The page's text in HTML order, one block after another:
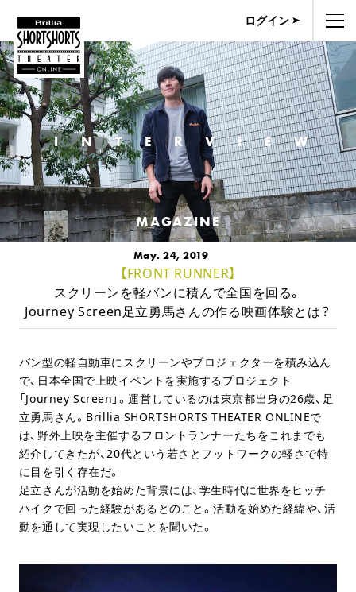
ログイン
MAGAZINE
INTERVIEW
May. 24, 2019
【FRONT RUNNER】
スクリーンを軽バンに積んで全国を回る。
Journey Screen足立勇馬さんの作る映画体験とは？
バン型の軽自動車にスクリーンやプロジェクターを積み込ん
で、日本全国で上映イベントを実施するプロジェクト
「Journey Screen」。運営しているのは東京都出身の26歳、足
立勇馬さん。Brillia SHORTSHORTS THEATER ONLINEで
は、野外上映を主催するフロントランナーたちをこれまでも
紹介してきたが、20代という若さとフットワークの軽さで特
に目を引く存在だ。
足立さんが活動を始めた背景には、学生時代に世界をヒッチ
ハイクで回った経験があるとのこと。活動を始めた経緯や、活
動を通して実現したいことを聞いた。